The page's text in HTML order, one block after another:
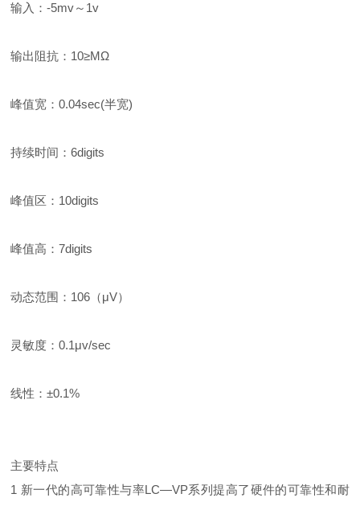
输入：-5mv～1v
输出阻抗：10≥MΩ
峰值宽：0.04sec(半宽)
持续时间：6digits
峰值区：10digits
峰值高：7digits
动态范围：106（μV）
灵敏度：0.1μv/sec
线性：±0.1%
主要特点
1 新一代的高可靠性与率LC—VP系列提高了硬件的可靠性和耐